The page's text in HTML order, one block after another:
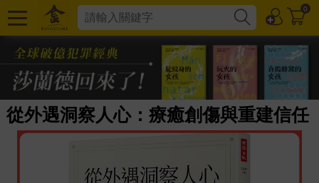
0
從外遇洞察人心：療癒創傷與重建信任